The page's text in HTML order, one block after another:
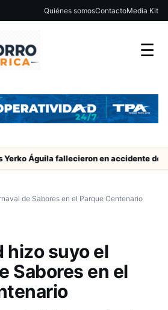
Quiénes somosContactoMedia Kit
☰
fallecieron en accidente de tránsito
de Sabores en el Parque Centenario
hizo suyo el
Sabores en el